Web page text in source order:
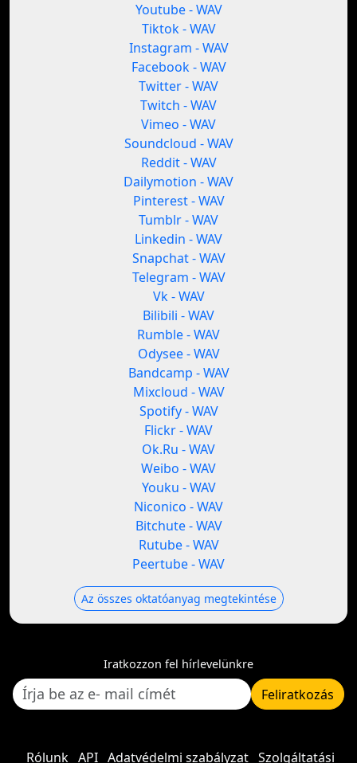
Youtube - WAV
Tiktok - WAV
Instagram - WAV
Facebook - WAV
Twitter - WAV
Twitch - WAV
Vimeo - WAV
Soundcloud - WAV
Reddit - WAV
Dailymotion - WAV
Pinterest - WAV
Tumblr - WAV
Linkedin - WAV
Snapchat - WAV
Telegram - WAV
Vk - WAV
Bilibili - WAV
Rumble - WAV
Odysee - WAV
Bandcamp - WAV
Mixcloud - WAV
Spotify - WAV
Flickr - WAV
Ok.Ru - WAV
Weibo - WAV
Youku - WAV
Niconico - WAV
Bitchute - WAV
Rutube - WAV
Peertube - WAV
Az összes oktatóanyag megtekintése
Iratkozzon fel hírlevelünkre
Feliratkozás
Rólunk API Adatvédelmi szabályzat Szolgáltatási